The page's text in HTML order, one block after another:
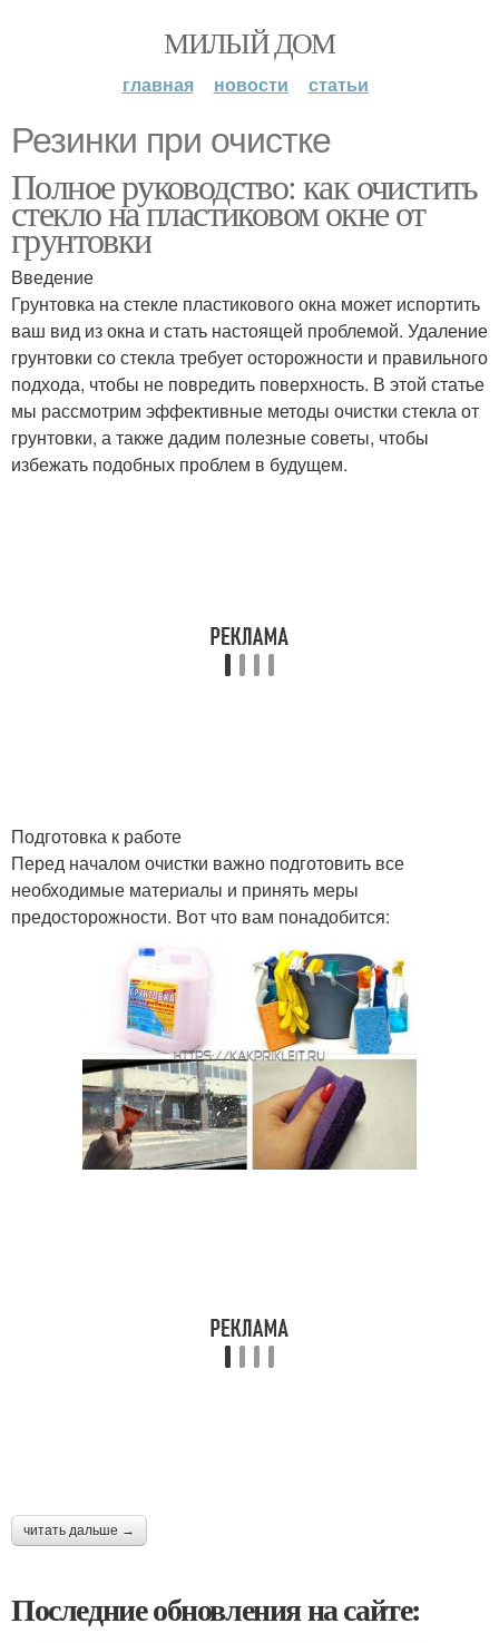
МИЛЫЙ ДОМ
главная новости статьи
Резинки при очистке
Полное руководство: как очистить
стекло на пластиковом окне от
грунтовки
Введение
Грунтовка на стекле пластикового окна может испортить
ваш вид из окна и стать настоящей проблемой. Удаление
грунтовки со стекла требует осторожности и правильного
подхода, чтобы не повредить поверхность. В этой статье
мы рассмотрим эффективные методы очистки стекла от
грунтовки, а также дадим полезные советы, чтобы
избежать подобных проблем в будущем.
Подготовка к работе
Перед началом очистки важно подготовить все
необходимые материалы и принять меры
предосторожности. Вот что вам понадобится:
читать дальше →
Последние обновления на сайте: